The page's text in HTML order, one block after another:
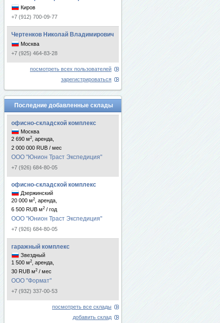
Киров
+7 (912) 700-09-77
Чертенков Николай Владимирович
Москва
+7 (925) 464-83-28
посмотреть всех пользователей
зарегистрироваться
Последние добавленные склады
офисно-складской комплекс
Москва
2 690 м2
, аренда,
2 000 000 RUB / мес
ООО "Юнион Траст Экспедиция"
+7 (926) 684-80-05
офисно-складской комплекс
Дзержинский
20 000 м2
, аренда,
6 500 RUB м2 / год
ООО "Юнион Траст Экспедиция"
+7 (926) 684-80-05
гаражный комплекс
Звездный
1 500 м2
, аренда,
30 RUB м2 / мес
ООО "Формат"
+7 (932) 337-00-53
посмотреть все склады
добавить склад